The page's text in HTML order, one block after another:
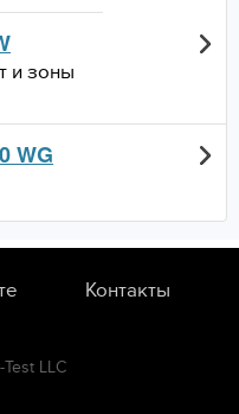
и зоны
WG
Контакты
LLC